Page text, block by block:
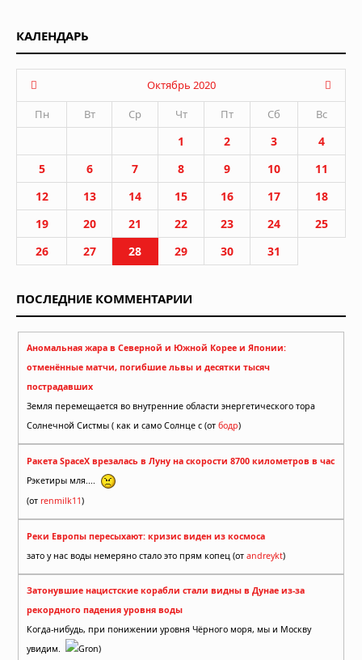
КАЛЕНДАРЬ
Октябрь 2020
Пн
Вт Ср Чт Пт Сб Вс
1 2 3
4
5
6 7 8 9 10
11
12
13 14 15 16 17
18
19
20 21 22 23 24
25
26
27 28 29 30 31
ПОСЛЕДНИЕ КОММЕНТАРИИ
Аномальная жара в Северной и Южной Корее и Японии:
отменённые матчи, погибшие львы и десятки тысяч
пострадавших
Земля перемещается во внутренние области энергетического тора
Солнечной Систмы ( как и само Солнце с (от бодр)
Ракета SpaceX врезалась в Луну на скорости 8700 километров в час
Рэкетиры мля....
(от renmilk11)
Реки Европы пересыхают: кризис виден из космоса
зато у нас воды немеряно стало это прям копец (от andreykt)
Затонувшие нацистские корабли стали видны в Дунае из-за
рекордного падения уровня воды
Когда-нибудь, при понижении уровня Чёрного моря, мы и Москву
увидим.
Gron)